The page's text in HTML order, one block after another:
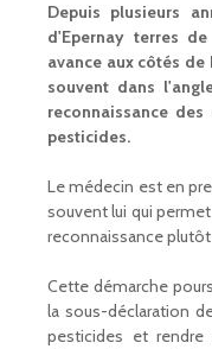
Depuis plusieurs
d'Epernay terres
avance aux côtés
souvent dans
reconnaissance
pesticides.
Le médecin est en
souvent lui qui
reconnaissance plutôt
Cette démarche
la sous-déclaration
pesticides et rendre